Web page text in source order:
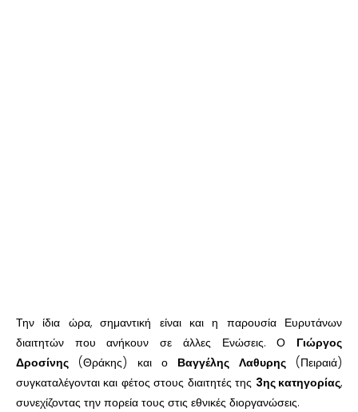
Την ίδια ώρα, σημαντική είναι και η παρουσία Ευρυτάνων
διαιτητών που ανήκουν σε άλλες Ενώσεις. Ο Γιώργος
Δροσίνης (Θράκης) και ο Βαγγέλης Λαθυρης(Πειραιά)
συγκαταλέγονται και φέτος στους διαιτητές της 3ης κατηγορίας,
συνεχίζοντας την πορεία τους στις εθνικές διοργανώσεις.